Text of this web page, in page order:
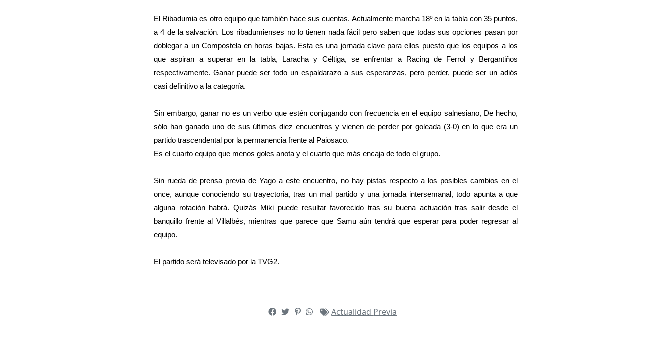
El Ribadumia es otro equipo que también hace sus cuentas. Actualmente marcha 18º en la tabla con 35 puntos,
a 4 de la salvación. Los ribadumienses no lo tienen nada fácil pero saben que todas sus opciones pasan por
doblegar a un Compostela en horas bajas. Esta es una jornada clave para ellos puesto que los equipos a los
que aspiran a superar en la tabla, Laracha y Céltiga, se enfrentar a Racing de Ferrol y Bergantiños
respectivamente. Ganar puede ser todo un espaldarazo a sus esperanzas, pero perder, puede ser un adiós
casi definitivo a la categoría.
Sin embargo, ganar no es un verbo que estén conjugando con frecuencia en el equipo salnesiano, De hecho,
sólo han ganado uno de sus últimos diez encuentros y vienen de perder por goleada (3-0) en lo que era un
partido trascendental por la permanencia frente al Paiosaco.
Es el cuarto equipo que menos goles anota y el cuarto que más encaja de todo el grupo.
Sin rueda de prensa previa de Yago a este encuentro, no hay pistas respecto a los posibles cambios en el
once, aunque conociendo su trayectoria, tras un mal partido y una jornada intersemanal, todo apunta a que
alguna rotación habrá. Quizás Miki puede resultar favorecido tras su buena actuación tras salir desde el
banquillo frente al Villalbés, mientras que parece que Samu aún tendrá que esperar para poder regresar al
equipo.
El partido será televisado por la TVG2.
Actualidad Previa